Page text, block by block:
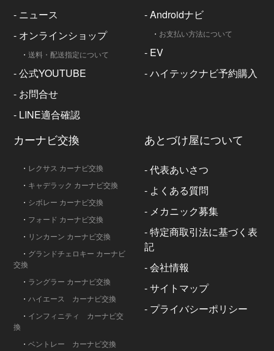
- ニュース
- オンラインショップ
・送料・配送指定について
-公式YOUTUBE
- お問合せ
- LINE適合確認
-Androidナビ
・ お支払い方法について
- EV
-ハイテックナビ予約購入
カーナビ交換
・ レクサス カーナビ交換
・ キャデラック カーナビ交換
・ シボレー カーナビ交換
・ フォード カーナビ交換
・ リンカーン カーナビ交換
・ グランドチェロキー カーナビ
交換
・ ラングラー カーナビ交換
・ ハイエース カーナビ交換
・ インフィニティ カーナビ交
換
・ベントレー カーナビ交換
あとづけ屋について
-代表あいさつ
- よくある質問
- メカニック募集
-特定商取引法に基づく表
記
-会社情報
-サイトマップ
- プライバシーポリシー